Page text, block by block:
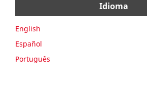
Idioma
English
Español
Português